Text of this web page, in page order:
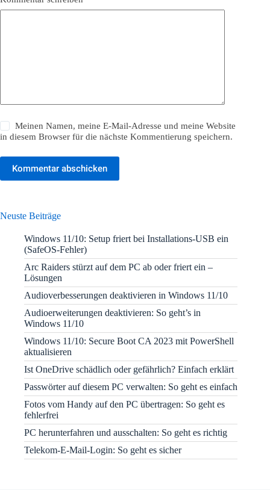
Meinen Namen, meine E-Mail-Adresse und meine Website
in diesem Browser für die nächste Kommentierung speichern.
Kommentar abschicken
Neuste Beiträge
Windows 11/10: Setup friert bei Installations-USB ein
(SafeOS-Fehler)
Arc Raiders stürzt auf dem PC ab oder friert ein –
Lösungen
Audioverbesserungen deaktivieren in Windows 11/10
Audioerweiterungen deaktivieren: So geht’s in
Windows 11/10
Windows 11/10: Secure Boot CA 2023 mit PowerShell
aktualisieren
Ist OneDrive schädlich oder gefährlich? Einfach erklärt
Passwörter auf diesem PC verwalten: So geht es einfach
Fotos vom Handy auf den PC übertragen: So geht es
fehlerfrei
PC herunterfahren und ausschalten: So geht es richtig
Telekom-E-Mail-Login: So geht es sicher